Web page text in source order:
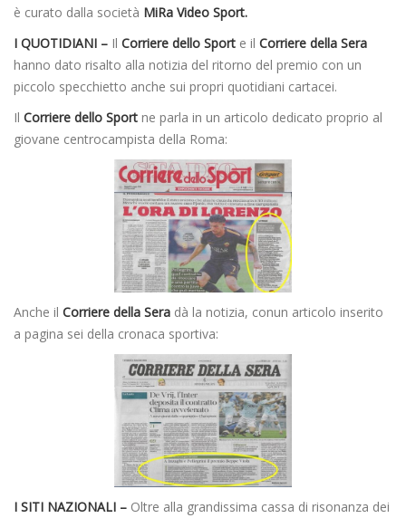
è curato dalla società MiRa Video Sport.
I QUOTIDIANI – Il Corriere dello Sport e il Corriere della Sera
hanno dato risalto alla notizia del ritorno del premio con un
piccolo specchietto anche sui propri quotidiani cartacei.
Il Corriere dello Sport ne parla in un articolo dedicato proprio al
giovane centrocampista della Roma:
Anche il Corriere della Sera dà la notizia, conun articolo inserito
a pagina sei della cronaca sportiva:
I SITI NAZIONALI – Oltre alla grandissima cassa di risonanza dei